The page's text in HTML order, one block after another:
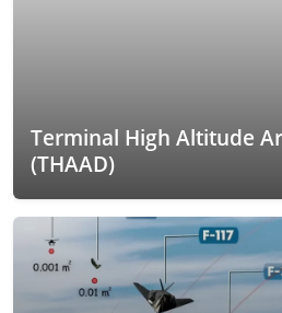
Terminal High Altitude
(THAAD)